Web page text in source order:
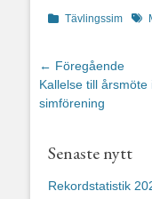
Kategorier
Tävlingssim
Inläggsnavigering
← Föregående
Föregående
inlägg:
Kallelse till årsmöte
simförening
Senaste nytt
Rekordstatistik